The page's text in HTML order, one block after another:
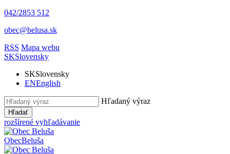
042/2853 512
obec@belusa.sk
RSS Mapa webu
SKSlovensky
SKSlovensky
ENEnglish
Hľadaný výraz
Hľadať
rozšírené vyhľadávanie
ObecBeluša